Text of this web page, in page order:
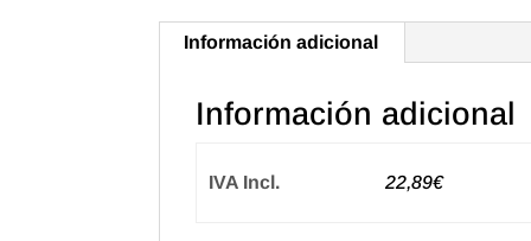
Información adicional
Información adicional
IVA Incl. 22,89€